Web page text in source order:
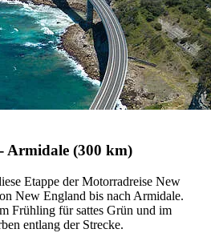
Armidale (300 km)
Etappe der Motorradreise New
New England bis nach Armidale.
Frühling für sattes Grün und im
entlang der Strecke.